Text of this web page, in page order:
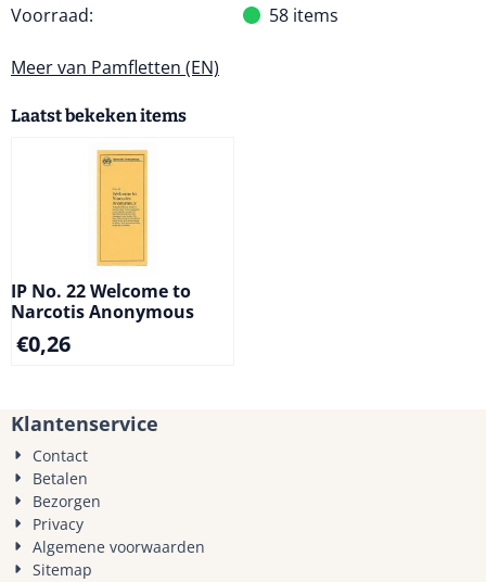
Voorraad: 58 items
Meer van Pamfletten (EN)
Laatst bekeken items
IP No. 22 Welcome to
Narcotis Anonymous
€0,26
Klantenservice
Contact
Betalen
Bezorgen
Privacy
Algemene voorwaarden
Sitemap